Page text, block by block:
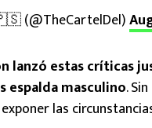
(@TheCartelDel)
lanzó estas críticas
espalda masculino.
las